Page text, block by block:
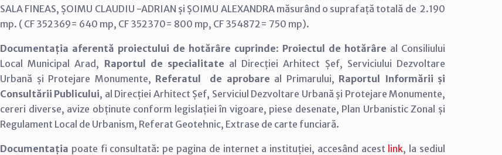
SALA FINEAS, ȘOIMU CLAUDIU -ADRIAN și ȘOIMU ALEXANDRA măsurând o suprafață totală de 2.190
mp. ( CF 352369= 640 mp, CF 352370= 800 mp, CF 354872= 750 mp).
Documentația aferentă proiectului de hotărâre cuprinde: Proiectul de hotărâre al Consiliului
Local Municipal Arad, Raportul de specialitate al Direcției Arhitect Șef, Serviciului Dezvoltare
Urbană și Protejare Monumente, Referatul de aprobare al Primarului, Raportul Informării și
Consultării Publicului, al Direcției Arhitect Șef, Serviciul Dezvoltare Urbană și Protejare Monumente,
cereri diverse, avize obținute conform legislației în vigoare, piese desenate, Plan Urbanistic Zonal și
Regulament Local de Urbanism, Referat Geotehnic, Extrase de carte funciară.
Documentația poate fi consultată: pe pagina de internet a instituției, accesând acest link, la sediul